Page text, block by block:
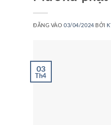
ĐĂNG VÀO03/04/2024 BỞI
03
Th4